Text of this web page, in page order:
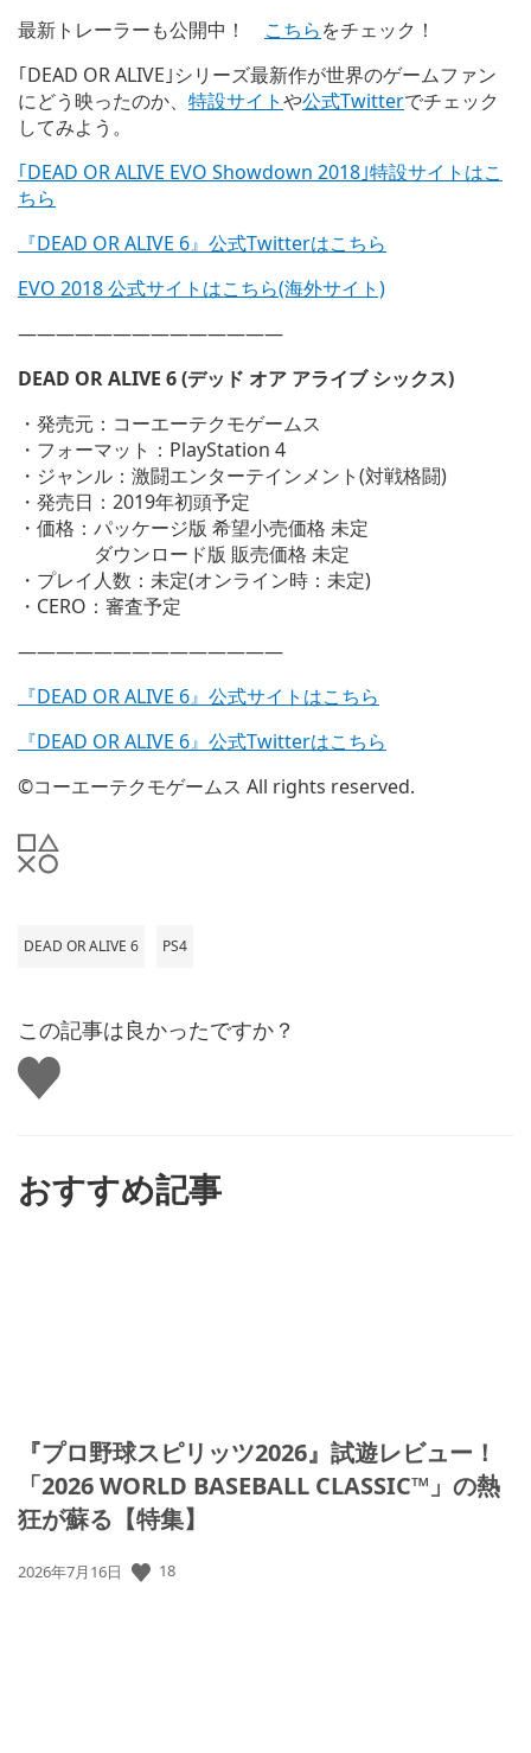
最新トレーラーも公開中！ こちらをチェック！
｢DEAD OR ALIVE｣シリーズ最新作が世界のゲームファン
にどう映ったのか、 特設サイトや公式Twitterでチェック
してみよう。
｢DEAD OR ALIVE EVO Showdown 2018｣特設サイトはこ
ちら
『DEAD OR ALIVE 6』公式Twitterはこちら
EVO 2018 公式サイトはこちら(海外サイト)
——————————————
DEAD OR ALIVE 6 (デッド オア アライブ シックス)
・発売元：コーエーテクモゲームス
・フォーマット：PlayStation 4
・ジャンル：激闘エンターテインメント(対戦格闘)
・発売日：2019年初頭予定
・価格：パッケージ版 希望小売価格 未定
ダウンロード版 販売価格 未定
・プレイ人数：未定(オンライン時：未定)
・CERO：審査予定
——————————————
『DEAD OR ALIVE 6』公式サイトはこちら
『DEAD OR ALIVE 6』公式Twitterはこちら
©コーエーテクモゲームス All rights reserved.
DEAD OR ALIVE 6 PS4
この記事は良かったですか？
い
い
おすすめ記事
『プロ野球スピリッツ2026』試遊レビュー！
「2026 WORLD BASEBALL CLASSIC™」の熱
狂が蘇る【特集】
公
2026年7月16日 18